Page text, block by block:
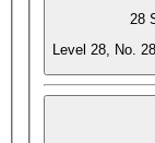
28
Level 28, No.